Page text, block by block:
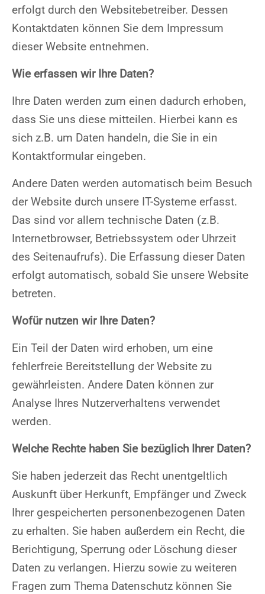
erfolgt durch den Websitebetreiber. Dessen
Kontaktdaten können Sie dem Impressum
dieser Website entnehmen.
Wie erfassen wir Ihre Daten?
Ihre Daten werden zum einen dadurch erhoben,
dass Sie uns diese mitteilen. Hierbei kann es
sich z.B. um Daten handeln, die Sie in ein
Kontaktformular eingeben.
Andere Daten werden automatisch beim Besuch
der Website durch unsere IT-Systeme erfasst.
Das sind vor allem technische Daten (z.B.
Internetbrowser, Betriebssystem oder Uhrzeit
des Seitenaufrufs). Die Erfassung dieser Daten
erfolgt automatisch, sobald Sie unsere Website
betreten.
Wofür nutzen wir Ihre Daten?
Ein Teil der Daten wird erhoben, um eine
fehlerfreie Bereitstellung der Website zu
gewährleisten. Andere Daten können zur
Analyse Ihres Nutzerverhaltens verwendet
werden.
Welche Rechte haben Sie bezüglich Ihrer Daten?
Sie haben jederzeit das Recht unentgeltlich
Auskunft über Herkunft, Empfänger und Zweck
Ihrer gespeicherten personenbezogenen Daten
zu erhalten. Sie haben außerdem ein Recht, die
Berichtigung, Sperrung oder Löschung dieser
Daten zu verlangen. Hierzu sowie zu weiteren
Fragen zum Thema Datenschutz können Sie